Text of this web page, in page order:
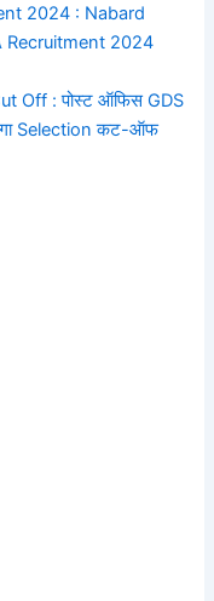
2024 : Nabard
Recruitment 2024
Off : पोस्ट ऑफिस GDS
Selection कट-ऑफ